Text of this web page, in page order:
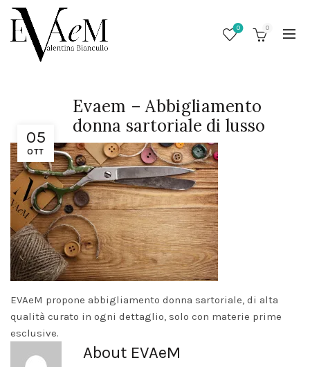
0 0
05
OTT
Evaem – Abbigliamento
donna sartoriale di lusso
EVAeM propone abbigliamento donna sartoriale, di alta
qualità curato in ogni dettaglio, solo con materie prime
esclusive.
About EVAeM